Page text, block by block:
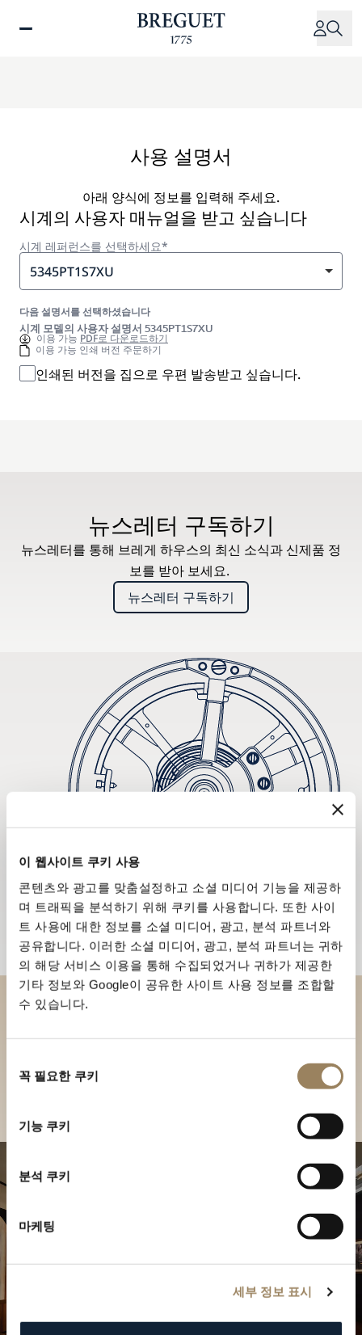
이 웹사이트 쿠키 사용
콘텐츠와 광고를 맞춤설정하고 소셜 미디어 기능을 제공하
며 트래픽을 분석하기 위해 쿠키를 사용합니다. 또한 사이
트 사용에 대한 정보를 소셜 미디어, 광고, 분석 파트너와
공유합니다. 이러한 소셜 미디어, 광고, 분석 파트너는 귀하
의 해당 서비스 이용을 통해 수집되었거나 귀하가 제공한
기타 정보와 Google이 공유한 사이트 사용 정보를 조합할
수 있습니다.
꼭 필요한 쿠키
기능 쿠키
분석 쿠키
마케팅
세부 정보 표시
사용 설명서
아래 양식에 정보를 입력해 주세요.
시계의 사용자 매뉴얼을 받고 싶습니다
시계 레퍼런스를 선택하세요*
5345PT1S7XU
다음 설명서를 선택하셨습니다
시계 모델의 사용자 설명서 5345PT1S7XU
이용 가능 PDF로 다운로드하기
이용 가능 인쇄 버전 주문하기
인쇄된 버전을 집으로 우편 발송받고 싶습니다.
뉴스레터 구독하기
뉴스레터를 통해 브레게 하우스의 최신 소식과 신제품 정
보를 받아 보세요.
뉴스레터 구독하기